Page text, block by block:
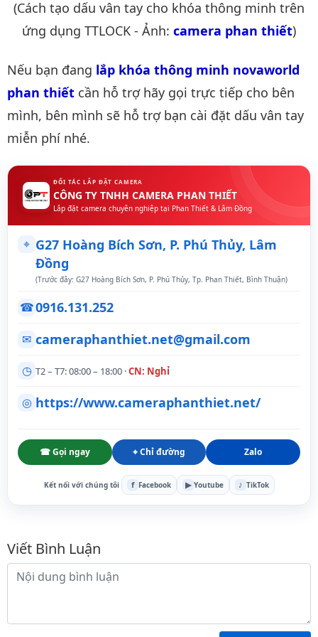
(Cách tạo dấu vân tay cho khóa thông minh trên
ứng dụng TTLOCK - Ảnh: camera phan thiết)
Nếu bạn đang lắp khóa thông minh novaworld
phan thiết cần hỗ trợ hãy gọi trực tiếp cho bên
mình, bên mình sẽ hỗ trợ bạn cài đặt dấu vân tay
miễn phí nhé.
ĐỐI TÁC LẮP ĐẶT CAMERA
CÔNG TY TNHH CAMERA PHAN THIẾT
Lắp đặt camera chuyên nghiệp tại Phan Thiết & Lâm Đồng
⌖ G27 Hoàng Bích Sơn, P. Phú Thủy, Lâm
Đồng
(Trước đây: G27 Hoàng Bích Sơn, P. Phú Thủy, Tp. Phan Thiết, Bình Thuận)
☎0916.131.252
✉ cameraphanthiet.net@gmail.com
◷ T2 – T7: 08:00 – 18:00 ·CN: Nghỉ
◎ https://www.cameraphanthiet.net/
☎ Gọi ngay ⌖ Chỉ đường Zalo
Kết nối với chúng tôi f Facebook ▶ Youtube ♪ TikTok
Bình luận
Viết Bình Luận
Nội dung bình luận